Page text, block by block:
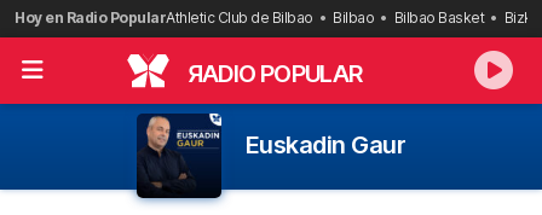
Saltar
al
contenido
Hoy en Radio PopularAthletic Club de Bilbao Bilbao Bilbao Basket
RADIO POPULAR
Euskadin Gaur